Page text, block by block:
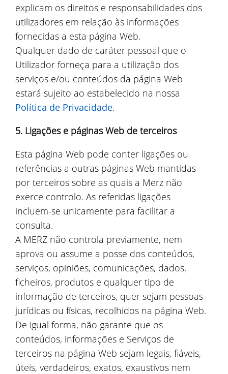
explicam os direitos e responsabilidades dos
utilizadores em relação às informações
fornecidas a esta página Web.
Qualquer dado de caráter pessoal que o
Utilizador forneça para a utilização dos
serviços e/ou conteúdos da página Web
estará sujeito ao estabelecido na nossa
Política de Privacidade.
5. Ligações e páginas Web de terceiros
Esta página Web pode conter ligações ou
referências a outras páginas Web mantidas
por terceiros sobre as quais a Merz não
exerce controlo. As referidas ligações
incluem-se unicamente para facilitar a
consulta.
A MERZ não controla previamente, nem
aprova ou assume a posse dos conteúdos,
serviços, opiniões, comunicações, dados,
ficheiros, produtos e qualquer tipo de
informação de terceiros, quer sejam pessoas
jurídicas ou físicas, recolhidos na página Web.
De igual forma, não garante que os
conteúdos, informações e Serviços de
terceiros na página Web sejam legais, fiáveis,
úteis, verdadeiros, exatos, exaustivos nem